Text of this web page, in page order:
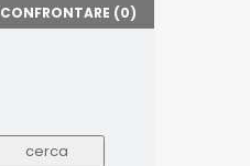
CONFRONTARE (0)